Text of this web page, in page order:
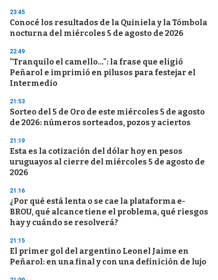
s
e
c
o
d
s
23:45
Conocé los resultados de la Quiniela y la Tómbola
nocturna del miércoles 5 de agosto de 2026
22:49
"Tranquilo el camello...": la frase que eligió
Peñarol e imprimió en pilusos para festejar el
Intermedio
21:53
Sorteo del 5 de Oro de este miércoles 5 de agosto
de 2026: números sorteados, pozos y aciertos
21:19
Esta es la cotización del dólar hoy en pesos
uruguayos al cierre del miércoles 5 de agosto de
2026
21:16
¿Por qué está lenta o se cae la plataforma e-
BROU, qué alcance tiene el problema, qué riesgos
hay y cuándo se resolverá?
21:15
El primer gol del argentino Leonel Jaime en
Peñarol: en una final y con una definición de lujo